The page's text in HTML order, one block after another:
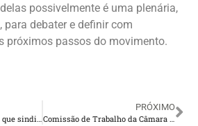
possivelmente é uma plenária,
para debater e definir com
próximos passos do movimento.
PRÓXIMO